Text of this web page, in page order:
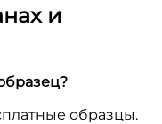
и
образцы.